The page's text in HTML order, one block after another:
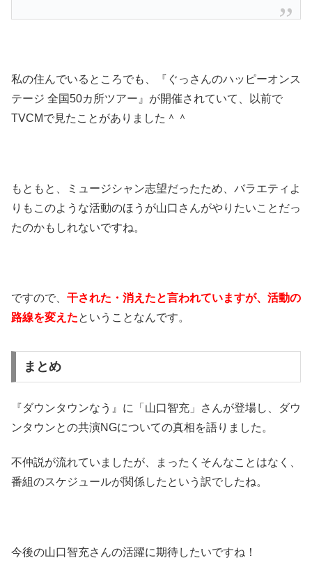
私の住んでいるところでも、『ぐっさんのハッピーオンス
テージ 全国50カ所ツアー』が開催されていて、以前で
TVCMで見たことがありました＾＾
もともと、ミュージシャン志望だったため、バラエティよ
りもこのような活動のほうが山口さんがやりたいことだっ
たのかもしれないですね。
ですので、 干された・消えたと言われていますが、活動の
路線を変えたということなんです。
まとめ
『ダウンタウンなう』に「山口智充」さんが登場し、ダウ
ンタウンとの共演NGについての真相を語りました。
不仲説が流れていましたが、まったくそんなことはなく、
番組のスケジュールが関係したという訳でしたね。
今後の山口智充さんの活躍に期待したいですね！